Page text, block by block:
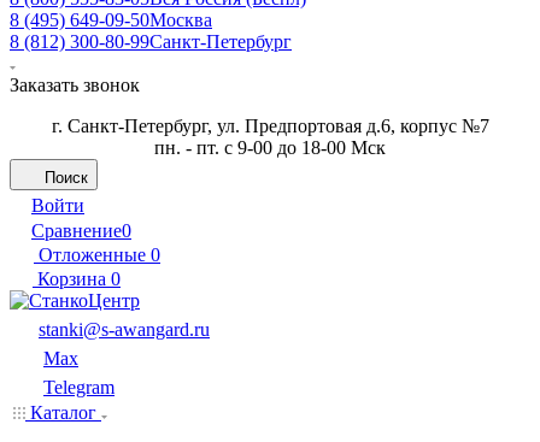
8 (495) 649-09-50Москва
8 (812) 300-80-99Санкт-Петербург
Заказать звонок
г. Санкт-Петербург, ул. Предпортовая д.6, корпус №7
пн. - пт. с 9-00 до 18-00 Мск
Поиск
Войти
Сравнение0
Отложенные 0
Корзина 0
stanki@s-awangard.ru
Max
Telegram
Каталог